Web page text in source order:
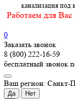
канализация под
Работаем для
0
Заказать звонок
8 (800) 222-16-59
бесплатный звонок
Ваш регион: Санкт-
Да
Нет